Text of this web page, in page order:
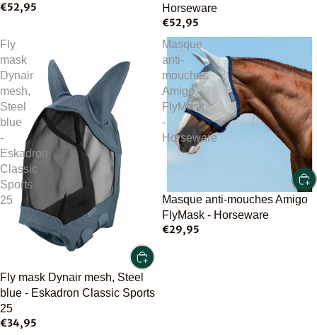
€52,95
Horseware
€52,95
Fly
mask
Dynair
mesh,
Steel
blue
-
Eskadron
Classic
Sports
25
Fly mask Dynair mesh, Steel
blue - Eskadron Classic Sports
25
€34,95
Masque
anti-
mouches
Amigo
FlyMask
-
Horseware
Masque anti-mouches Amigo
FlyMask - Horseware
€29,95